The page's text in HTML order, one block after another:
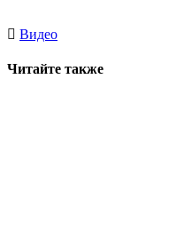
Видео
Читайте также